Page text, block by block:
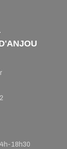
18h30